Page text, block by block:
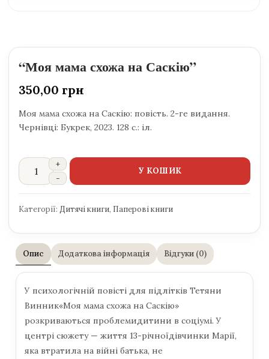
“Моя мама схожа на Саскію”
350,00 грн
Моя мама схожа на Саскію: повість. 2-ге видання.
Чернівці: Букрек, 2023. 128 с.: іл.
У КОШИК
Категорії: Дитячі книги, Паперові книги
Опис Додаткова інформація Відгуки (0)
У психологічній повісті для підлітків Тетяни
Винник«Моя мама схожа на Саскію»
розкриваються проблемидитини в соціумі. У
центрі сюжету — життя 13-річноїдівчинки Марії,
яка втратила на війні батька, не